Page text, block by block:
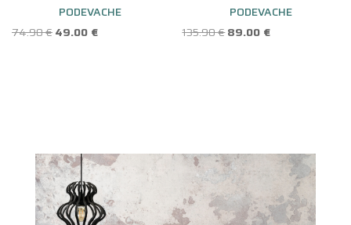
PODEVACHE
74.90€Le
49.00 €Le
PODEVACHE
135.90€Le
89.00 €Le